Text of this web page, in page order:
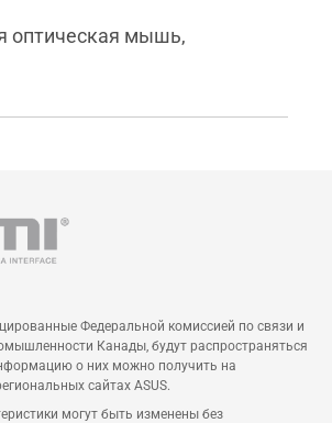
оптическая мышь,
Федеральной комиссией по связи и
Канады, будут распространяться
о них можно получить на
сайтах ASUS.
могут быть изменены без